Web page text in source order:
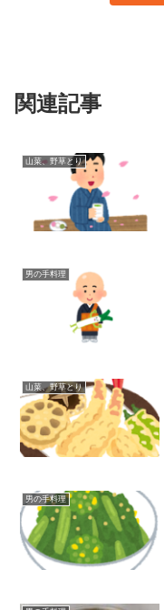
関連記事
山菜、野草とり
男の手料理
山菜、野草とり
男の手料理